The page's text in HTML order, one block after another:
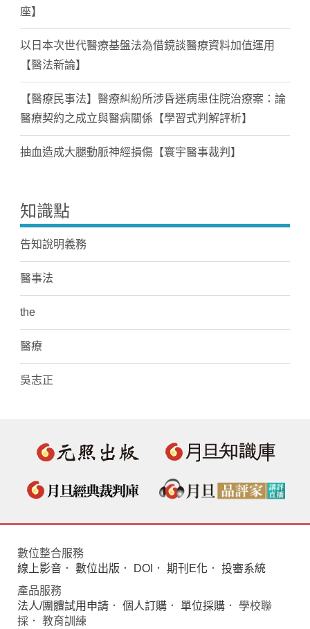
座】
以日本次世代醫療基盤法為借鏡談醫療資料加值運用
【醫法新論】
【醫療民事法】醫療糾紛所涉昏迷病患住院治療案：論
醫療契約之成立與醫病關係【學習式判解評析】
抽血造成大腿動脈神經損傷【寰宇醫事裁判】
知識點
告知說明義務
醫事法
the
醫療
吳志正
數位整合服務
線上影音 ． 數位出版 ． DOI ． 期刊E化 ． 投審系統
產品服務
法人/團體試用申請 ． 個人訂購 ． 單位採購 ． 學校聯
採． 教育訓練